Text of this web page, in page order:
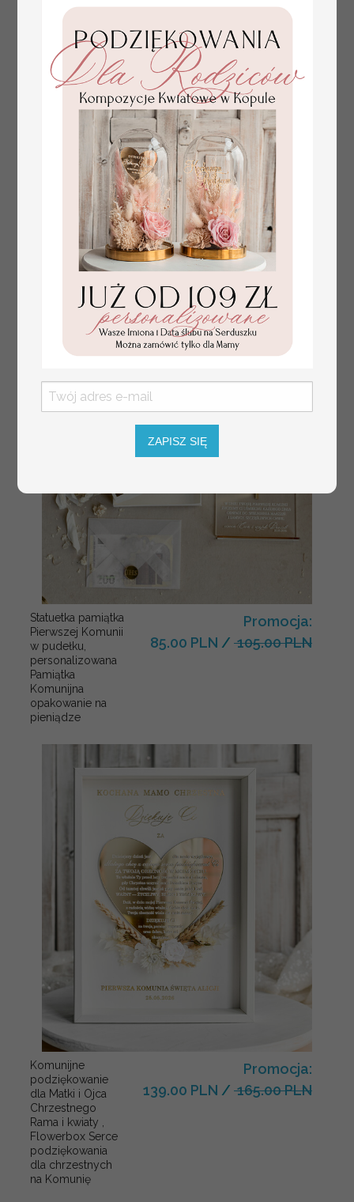
Prezent dla dziecka na narodziny
welurowy album na zdjęcia,
pamiątka z pierwszych lat życia
349.00 PLN
Statuetka pamiątka
Pierwszej Komunii
w pudełku,
personalizowana
Pamiątka
Komunijna
opakowanie na
pieniądze
Promocja:
85.00 PLN / 105.00 PLN
Komunijne
podziękowanie
dla Matki i Ojca
Chrzestnego
Rama i kwiaty ,
Flowerbox Serce
podziękowania
dla chrzestnych
na Komunię
Promocja:
139.00 PLN / 165.00 PLN
ZAPISZ SIĘ